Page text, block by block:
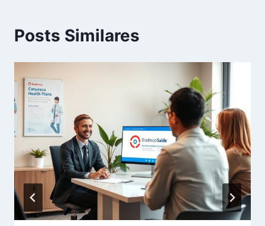
Posts Similares